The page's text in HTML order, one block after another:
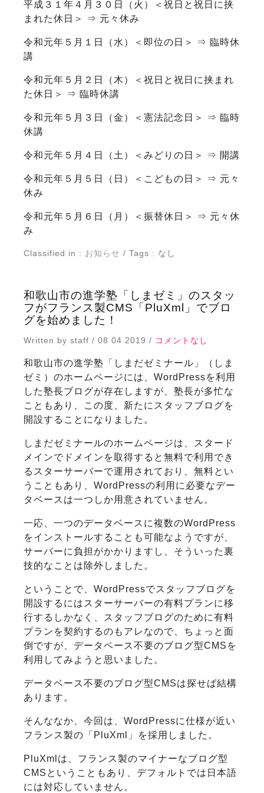
平成３１年４月３０日（火）＜祝日と祝日に挟
まれた休日＞ ⇒ 元々休み
令和元年５月１日（水）＜即位の日＞ ⇒ 臨時休
講
令和元年５月２日（木）＜祝日と祝日に挟まれ
た休日＞ ⇒ 臨時休講
令和元年５月３日（金）＜憲法記念日＞ ⇒ 臨時
休講
令和元年５月４日（土）＜みどりの日＞ ⇒ 開講
令和元年５月５日（日）＜こどもの日＞ ⇒ 元々
休み
令和元年５月６日（月）＜振替休日＞ ⇒ 元々休
み
Classified in : お知らせ / Tags : なし
和歌山市の進学塾「しまゼミ」のスタッ
フがフランス製CMS「PluXml」でブロ
グを始めました！
Written by staff / 08 04 2019 / コメントなし
和歌山市の進学塾「しまだゼミナール」（しま
ゼミ）のホームページには、WordPressを利用
した塾長ブログが存在しますが、塾長が多忙な
こともあり、この度、新たにスタッフブログを
開設することになりました。
しまだゼミナールのホームページは、スタード
メインでドメインを取得すると無料で利用でき
るスターサーバーで運用されており、無料とい
うこともあり、WordPressの利用に必要なデー
タベースは一つしか用意されていません。
一応、一つのデータベースに複数のWordPress
をインストールすることも可能なようですが、
サーバーに負担がかかりますし、そういった裏
技的なことは除外しました。
ということで、WordPressでスタッフブログを
開設するにはスターサーバーの有料プランに移
行するしかなく、スタッフブログのために有料
プランを契約するのもアレなので、ちょっと面
倒ですが、データベース不要のブログ型CMSを
利用してみようと思いました。
データベース不要のブログ型CMSは探せば結構
あります。
そんななか、今回は、WordPressに仕様が近い
フランス製の「PluXml」を採用しました。
PluXmlは、フランス製のマイナーなブログ型
CMSということもあり、デフォルトでは日本語
には対応していません。